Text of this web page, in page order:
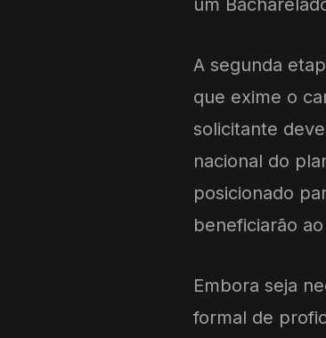
um
A segunda
que exime o
solicitante
nacional do
posicionado
beneficiarão
Embora seja
formal de